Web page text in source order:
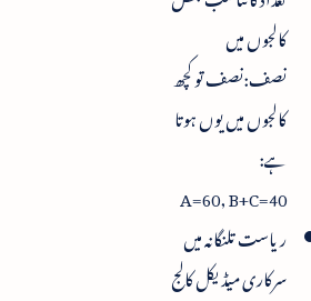
کالجوں میں
نصف:نصف تو کچھ
کالجوں میں یوں ہوتا
ہے:
A=60, B+C=40
ریاست تلنگانہ میں
سرکاری میڈیکل کالج